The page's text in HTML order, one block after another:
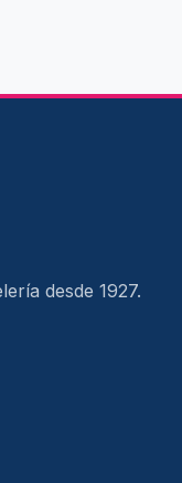
desde 1927.